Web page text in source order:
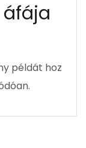
áfája
példát hoz